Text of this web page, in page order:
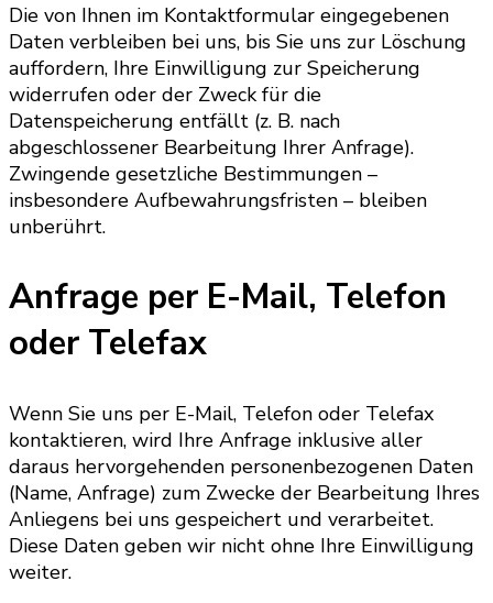
Die von Ihnen im Kontaktformular eingegebenen
Daten verbleiben bei uns, bis Sie uns zur Löschung
auffordern, Ihre Einwilligung zur Speicherung
widerrufen oder der Zweck für die
Datenspeicherung entfällt (z. B. nach
abgeschlossener Bearbeitung Ihrer Anfrage).
Zwingende gesetzliche Bestimmungen –
insbesondere Aufbewahrungsfristen – bleiben
unberührt.
Anfrage per E-Mail, Telefon
oder Telefax
Wenn Sie uns per E-Mail, Telefon oder Telefax
kontaktieren, wird Ihre Anfrage inklusive aller
daraus hervorgehenden personenbezogenen Daten
(Name, Anfrage) zum Zwecke der Bearbeitung Ihres
Anliegens bei uns gespeichert und verarbeitet.
Diese Daten geben wir nicht ohne Ihre Einwilligung
weiter.